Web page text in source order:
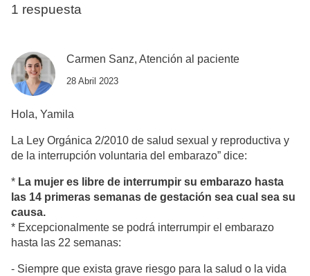
1 respuesta
Carmen Sanz, Atención al paciente
28 Abril 2023
Hola, Yamila
La Ley Orgánica 2/2010 de salud sexual y reproductiva y
de la interrupción voluntaria del embarazo” dice:
* La mujer es libre de interrumpir su embarazo hasta
las 14 primeras semanas de gestación sea cual sea su
causa.
* Excepcionalmente se podrá interrumpir el embarazo
hasta las 22 semanas:
- Siempre que exista grave riesgo para la salud o la vida